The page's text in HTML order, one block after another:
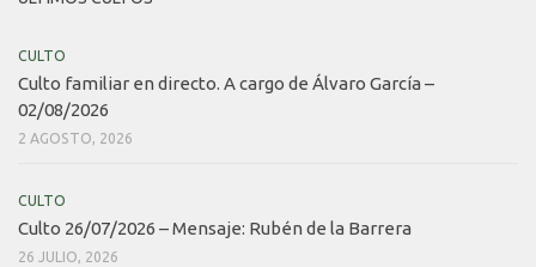
CULTO
Culto familiar en directo. A cargo de Álvaro García –
02/08/2026
2 AGOSTO, 2026
CULTO
Culto 26/07/2026 – Mensaje: Rubén de la Barrera
26 JULIO, 2026